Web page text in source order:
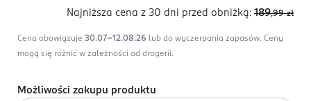
Najniższa cena z 30 dni przed obniżką: 189,99 zł
Cena obowiązuje 30.07-12.08.26 lub do wyczerpania zapasów. Ceny
mogą się różnić w zależności od drogerii.
Możliwości zakupu produktu